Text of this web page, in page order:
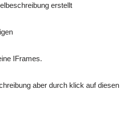
erstellt
IFrames.
aber durch klick auf diesen